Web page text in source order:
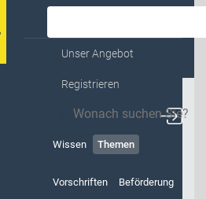
Unser Angebot
Registrieren
Wissen Themen
Vorschriften Beförderung